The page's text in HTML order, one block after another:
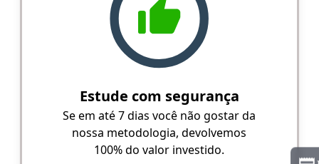
Estude com segurança
Se em até 7 dias você não gostar da
nossa metodologia, devolvemos
100% do valor investido.